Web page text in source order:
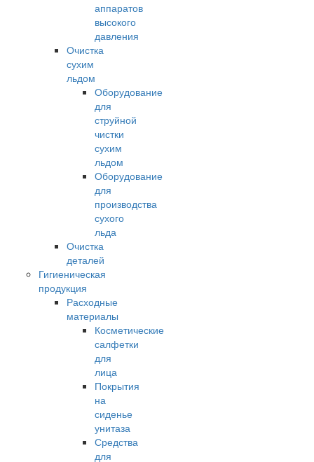
аппаратов
высокого
давления
Очистка
сухим
льдом
Оборудование
для
струйной
чистки
сухим
льдом
Оборудование
для
производства
сухого
льда
Очистка
деталей
Гигиеническая
продукция
Расходные
материалы
Косметические
салфетки
для
лица
Покрытия
на
сиденье
унитаза
Средства
для